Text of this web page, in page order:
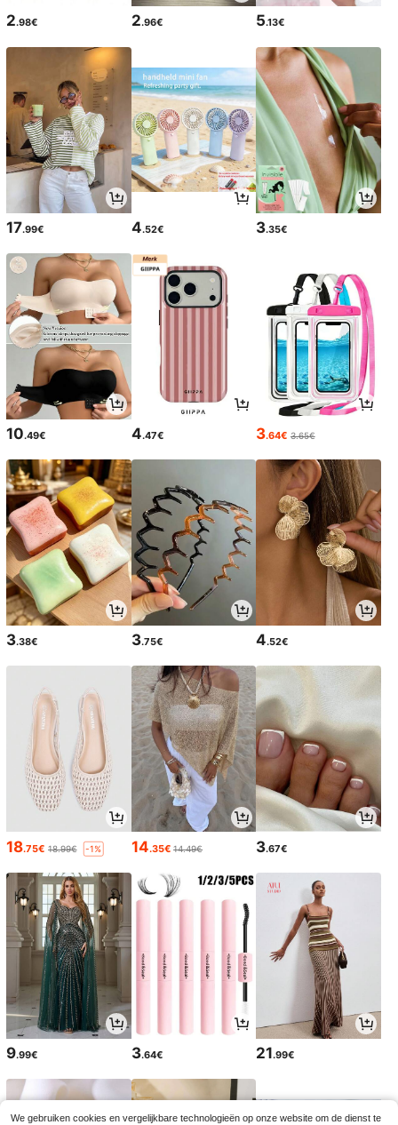
2.98€ 2.96€ 5.13€
17.99€ 4.52€ 3.35€
10.49€ 4.47€ 3.64€ 3.65€
3.38€ 3.75€ 4.52€
18.75€ 18.99€ -1% 14.35€ 14.49€ 3.67€
9.99€ 3.64€ 21.99€
We gebruiken cookies en vergelijkbare technologieën op onze website om de dienst te